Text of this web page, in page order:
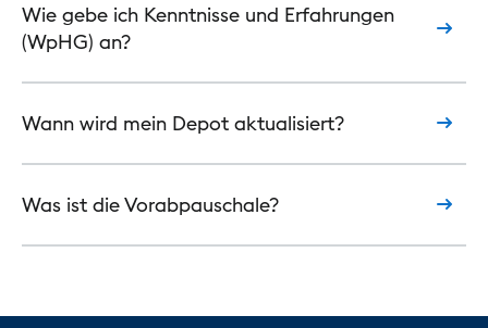
Wie gebe ich Kenntnisse und Erfahrungen
(WpHG) an?
Wann wird mein Depot aktualisiert?
Was ist die Vorabpauschale?